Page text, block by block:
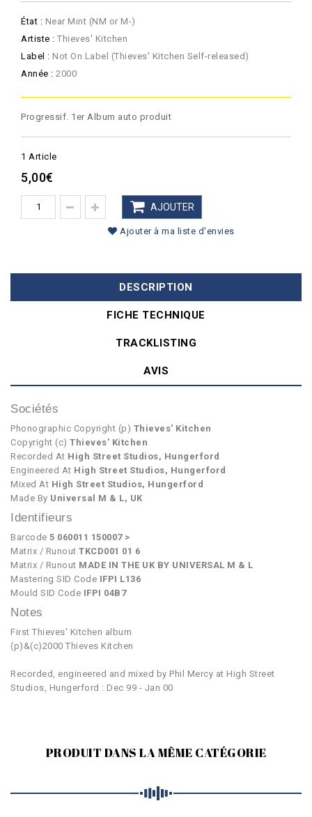
État : Near Mint (NM or M-)
Artiste : Thieves' Kitchen
Label : Not On Label (Thieves' Kitchen Self-released)
Année : 2000
Progressif. 1er Album auto produit
1 Article
5,00€
AJOUTER
Ajouter à ma liste d'envies
DESCRIPTION
FICHE TECHNIQUE
TRACKLISTING
AVIS
Sociétés
Phonographic Copyright (p) Thieves' Kitchen
Copyright (c) Thieves' Kitchen
Recorded At High Street Studios, Hungerford
Engineered At High Street Studios, Hungerford
Mixed At High Street Studios, Hungerford
Made By Universal M & L, UK
Identifieurs
Barcode 5 060011 150007 >
Matrix / Runout TKCD001 01 6
Matrix / Runout MADE IN THE UK BY UNIVERSAL M & L
Mastering SID Code IFPI L136
Mould SID Code IFPI 04B7
Notes
First Thieves' Kitchen album
(p)&(c)2000 Thieves Kitchen
Recorded, engineered and mixed by Phil Mercy at High Street
Studios, Hungerford : Dec 99 - Jan 00
PRODUIT DANS LA MÊME CATÉGORIE